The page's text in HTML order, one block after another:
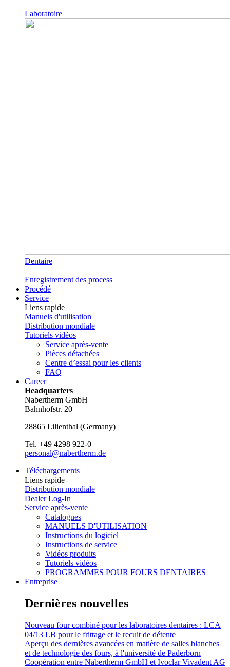
Laboratoire
Dentaire
Enregistrement des process
Procédé
Service
Liens rapide
Manuels d'utilisation
Distribution mondiale
Tutoriels vidéos
Service après-vente
Pièces détachées
Centre d’essai pour les clients
FAQ
Career
Headquarters
Nabertherm GmbH
Bahnhofstr. 20
28865 Lilienthal (Germany)
Tel. +49 4298 922-0
personal@nabertherm.de
Téléchargements
Liens rapide
Distribution mondiale
Dealer Log-In
Service après-vente
Catalogues
MANUELS D'UTILISATION
Instructions du logiciel
Instructions de service
Vidéos produits
Tutoriels vidéos
PROGRAMMES POUR FOURS DENTAIRES
Entreprise
Dernières nouvelles
Nouveau four combiné pour les laboratoires dentaires : LCA
04/13 LB pour le frittage et le recuit de détente
Aperçu des dernières avancées en matière de salles blanches
et de technologie des fours, à l'université de Paderborn
Coopération entre Nabertherm GmbH et Ivoclar Vivadent AG